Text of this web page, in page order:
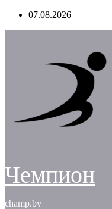
Перейти07.08.2026
Чемпион
champ.by